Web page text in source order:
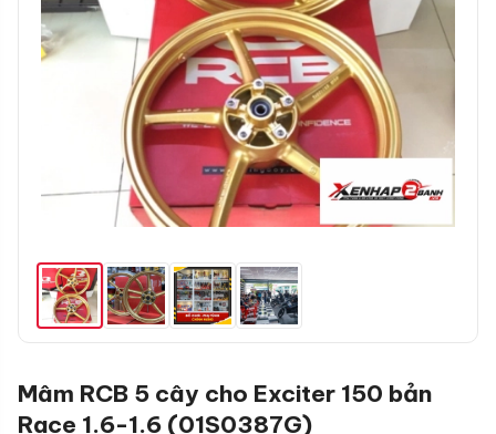
Mâm RCB 5 cây cho Exciter 150 bản
Race 1.6-1.6 (01S0387G)